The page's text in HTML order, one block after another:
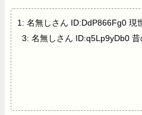
1: 名無しさん ID:DdP866Fg0 現
3: 名無しさん ID:q5Lp9yDb0